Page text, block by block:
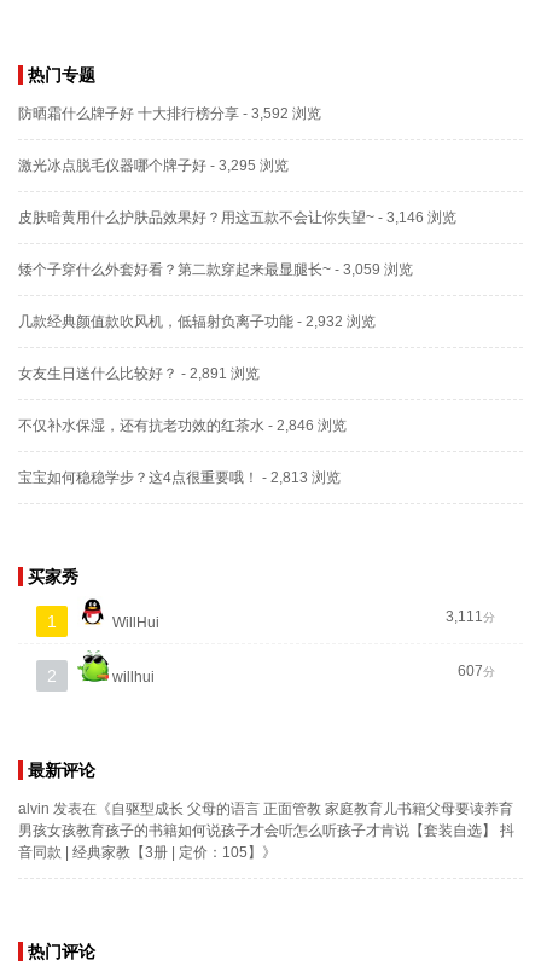
热门专题
防晒霜什么牌子好 十大排行榜分享 - 3,592 浏览
激光冰点脱毛仪器哪个牌子好 - 3,295 浏览
皮肤暗黄用什么护肤品效果好？用这五款不会让你失望~ - 3,146 浏览
矮个子穿什么外套好看？第二款穿起来最显腿长~ - 3,059 浏览
几款经典颜值款吹风机，低辐射负离子功能 - 2,932 浏览
女友生日送什么比较好？ - 2,891 浏览
不仅补水保湿，还有抗老功效的红茶水 - 2,846 浏览
宝宝如何稳稳学步？这4点很重要哦！ - 2,813 浏览
买家秀
1 WillHui 3,111 分
2 willhui 607分
最新评论
alvin 发表在《自驱型成长 父母的语言 正面管教 家庭教育儿书籍父母要读养育
男孩女孩教育孩子的书籍如何说孩子才会听怎么听孩子才肯说【套装自选】 抖
音同款 | 经典家教【3册 | 定价：105】 》
热门评论